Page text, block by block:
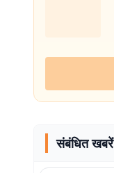
संबंधित खबरें